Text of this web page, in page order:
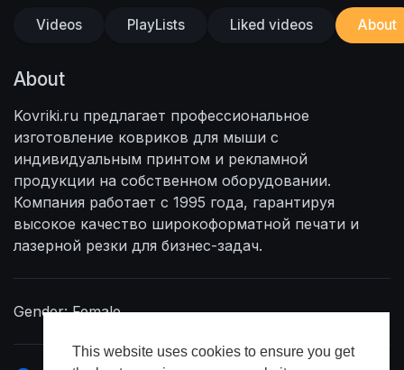
This website uses cookies to ensure you get
Videos PlayLists Liked videos About
About
Kovriki.ru предлагает профессиональное
изготовление ковриков для мыши с
индивидуальным принтом и рекламной
продукции на собственном оборудовании.
Компания работает с 1995 года, гарантируя
высокое качество широкоформатной печати и
лазерной резки для бизнес-задач.
Gender: Female